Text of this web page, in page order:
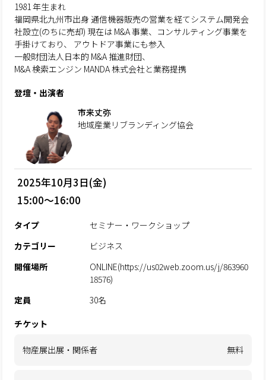
1981 年生まれ
福岡県北九州市出身 通信機器販売の営業を経てシステム開発会
社設立(のちに売却) 現在は M&A 事業、コンサルティング事業を
手掛けており、 アウトドア事業にも参入
一般財団法人日本的 M&A 推進財団、
M&A 検索エンジン MANDA 株式会社と業務提携
登壇・出演者
市来丈弥
地域産業リブランディング協会
2025年10月3日(金)
15:00～16:00
タイプ
セミナー・ワークショップ
カテゴリー
ビジネス
開催場所
ONLINE(https://us02web.zoom.us/j/863960
18576)
定員
30名
チケット
物産展出展・関係者 無料